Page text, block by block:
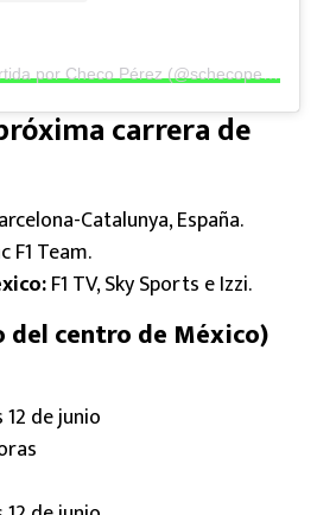
Una publicación compartida por Checo Pérez (@schecoperez)
carrera de
Catalunya, España.
F1 Team.
F1 TV, Sky Sports e Izzi.
centro de México)
12 de junio